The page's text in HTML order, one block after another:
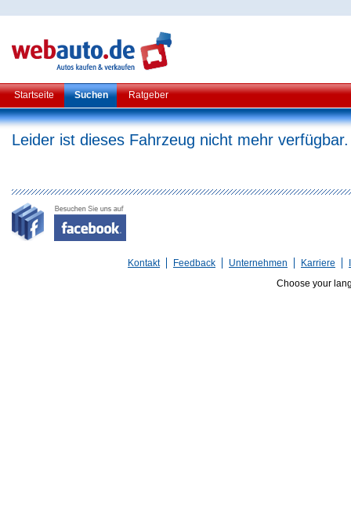
Startseite Suchen Ratgeber
Leider ist dieses Fahrzeug nicht mehr verfügbar.
Kontakt Feedback Unternehmen Karriere
Choose your